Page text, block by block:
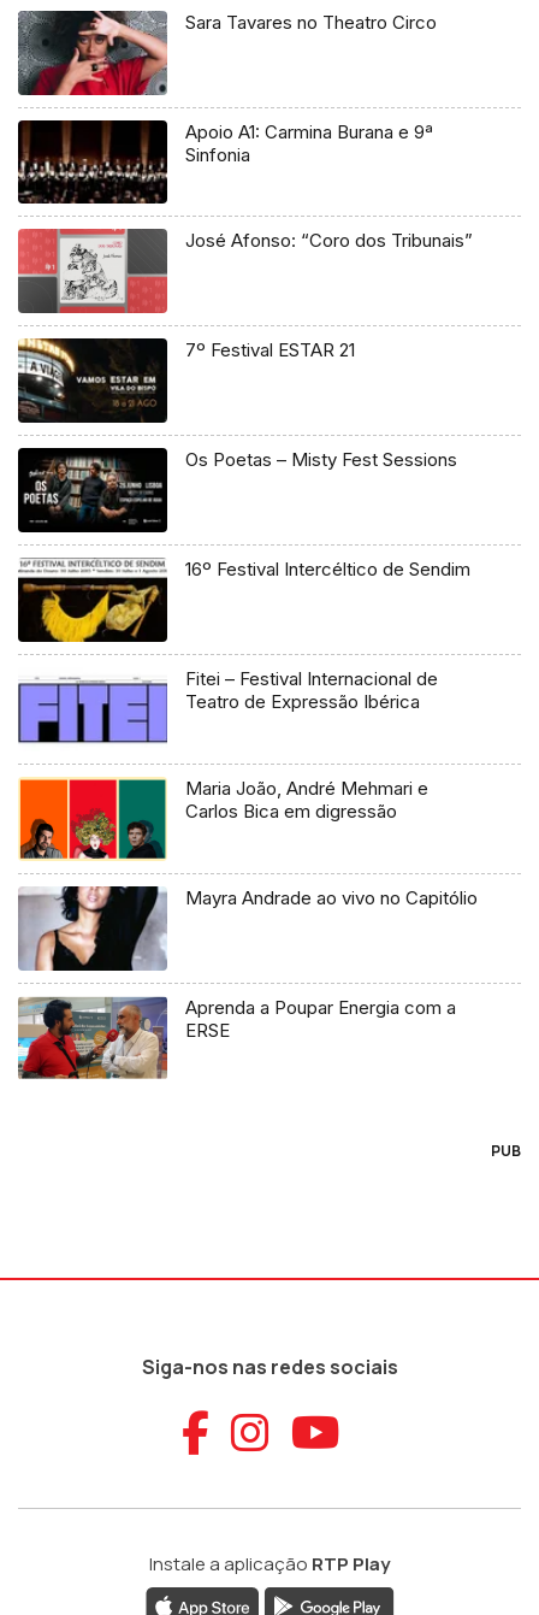
Sara Tavares no Theatro Circo
Apoio A1: Carmina Burana e 9ª
Sinfonia
José Afonso: “Coro dos Tribunais”
7º Festival ESTAR 21
Os Poetas – Misty Fest Sessions
16º Festival Intercéltico de Sendim
Fitei – Festival Internacional de
Teatro de Expressão Ibérica
Maria João, André Mehmari e
Carlos Bica em digressão
Mayra Andrade ao vivo no Capitólio
Aprenda a Poupar Energia com a
ERSE
PUB
Siga-nos nas redes sociais
Aceder ao
Aceder ao
Aceder
Instale a aplicação RTP Play